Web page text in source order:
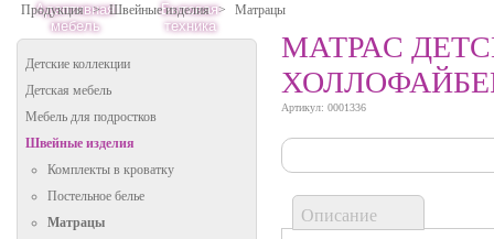
Адаптивная
мебель
Бытовая
техника
Продукция > Швейные изделия > Матрацы
Детские коллекции
Детская мебель
Мебель для подростков
Швейные изделия
Комплекты в кроватку
Постельное белье
Матрацы
МАТРАC
Артикул: 0001336
Описание